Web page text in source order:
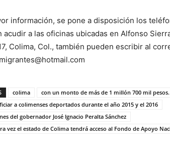
información, se pone a disposición los
acudir a las oficinas ubicadas en Alfonso
Colima, Col., también pueden escribir al
colima con un monto de más de 1 millón 700 mil pesos.
a colimenses deportados durante el año 2015 y el 2016
del gobernador José Ignacio Peralta Sánchez
vez el estado de Colima tendrá acceso al Fondo de Apoyo